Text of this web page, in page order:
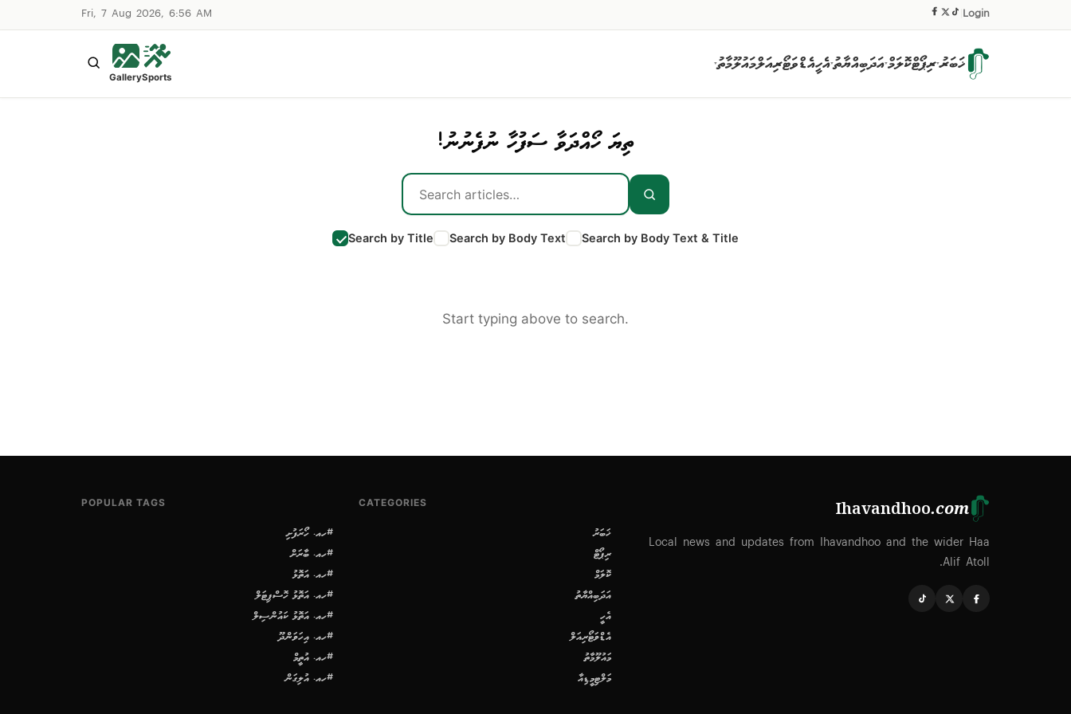
Fri, 7 Aug 2026, 6:56 AM Login
ޚަބަރު▾ރިޕޯޓްކޮލަމް▾އަދަބިއްޔާތު▾އެހީއެޑްވަޓޯރިއަލްމައުލޫމާތު▾
Sports
Gallery
ތިޔަ ހޯއްދަވާ ސަފުހާ ނުފެނުނު!
Search by Title Search by Body Text Search by Body Text & Title
Start typing above to search.
Ihavandhoo.com
Local news and updates from Ihavandhoo and the wider Haa
Alif Atoll.
CATEGORIES
ޚަބަރު
ރިޕޯޓް
ކޮލަމް
އަދަބިއްޔާތު
އެހީ
އެޑްވަޓޯރިއަލް
މައުލޫމާތު
މަލްޓިމީޑިއާ
POPULAR TAGS
#ހއ. ހޯރަފުށި
#ހއ. ބާރަށް
#ހއ. އަތޮޅު
#ހއ. އަތޮޅު ހޮސްޕިޓަލް
#ހއ. އަތޮޅު ކައުންސިލް
#ހއ. އިހަވަންދޫ
#ހއ. އުތީމް
#ހއ. އުލިގަން